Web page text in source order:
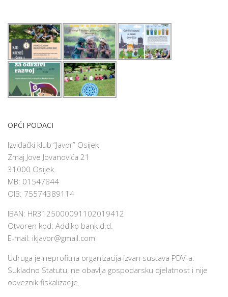
OPĆI PODACI
Izviđački klub “Javor” Osijek
Zmaj Jove Jovanovića 21
31000 Osijek
MB: 01547844
OIB: 75574389114
IBAN: HR3125000091102019412
Otvoren kod: Addiko bank d.d.
E-mail: ikjavor@gmail.com
Udruga je neprofitna organizacija izvan sustava PDV-a.
Sukladno Statutu, ne obavlja gospodarsku djelatnost i nije
obveznik fiskalizacije.